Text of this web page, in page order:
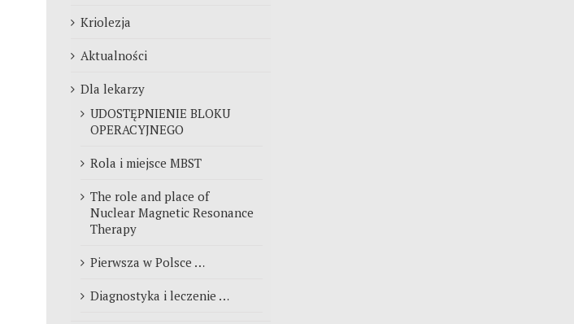
Kriolezja
Aktualności
Dla lekarzy
UDOSTĘPNIENIE BLOKU
OPERACYJNEGO
Rola i miejsce MBST
The role and place of
Nuclear Magnetic Resonance
Therapy
Pierwsza w Polsce …
Diagnostyka i leczenie …